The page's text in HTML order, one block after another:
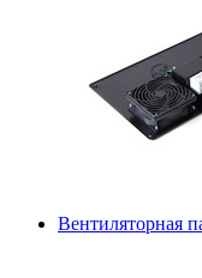
Вентиляторная